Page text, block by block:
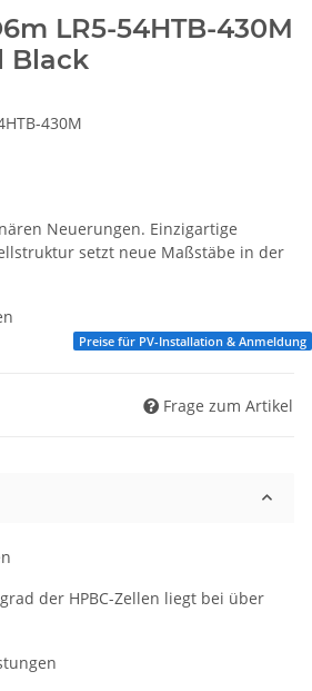
LR5-54HTB-430M
Black
430M
Neuerungen. Einzigartige
setzt neue Maßstäbe in der
Preise für PV-Installation & Anmeldung
Frage zum Artikel
der HPBC-Zellen liegt bei über